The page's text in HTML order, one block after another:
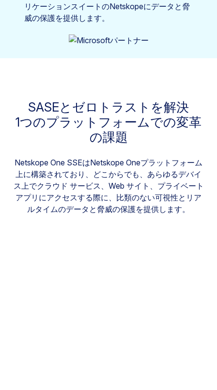
リケーションスイートのNetskopeにデータと脅
威の保護を提供します。
SASEとゼロトラストを解決
1つのプラットフォームでの変革
の課題
Netskope One SSEはNetskope Oneプラットフォーム
上に構築されており、どこからでも、あらゆるデバイ
ス上でクラウド サービス、Web サイト、プライベート
アプリにアクセスする際に、比類のない可視性とリア
ルタイムのデータと脅威の保護を提供します。